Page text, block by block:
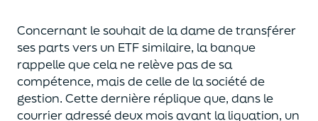
Concernant le souhait de la dame de transférer
ses parts vers un ETF similaire, la banque
rappelle que cela ne relève pas de sa
compétence, mais de celle de la société de
gestion. Cette dernière réplique que, dans le
courrier adressé deux mois avant la liquation, un